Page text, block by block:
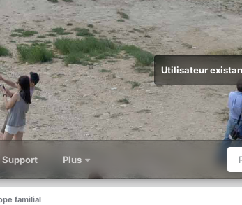
Utilisateur
Support Plus
familial